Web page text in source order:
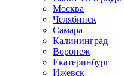
Москва
Челябинск
Самара
Калининград
Воронеж
Екатеринбург
Ижевск